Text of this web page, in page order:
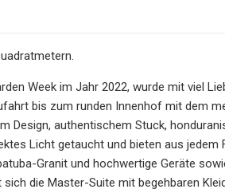
Week im Jahr 2022, wurde mit viel
bis zum runden Innenhof mit dem
Design, authentischem Stuck,
Licht getaucht und bieten aus jedem
Granit und hochwertige Geräte
die Master-Suite mit begehbaren